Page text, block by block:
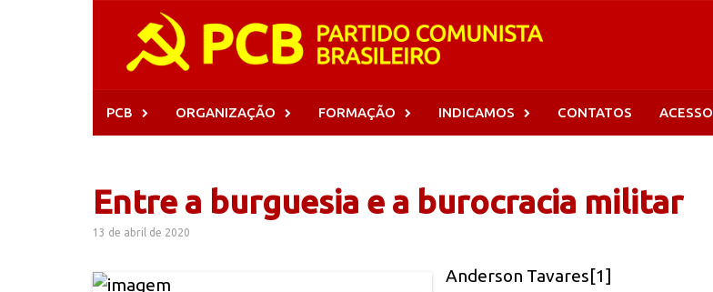
PCB ORGANIZAÇÃO FORMAÇÃO INDICAMOS CONTATOS ACESSO
Entre a burguesia e a burocracia militar
13 de abril de 2020
Anderson Tavares[1]